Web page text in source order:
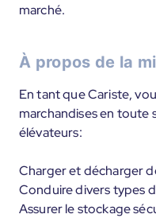
marché.
À propos de la
En tant que Cariste,
marchandises en toute
élévateurs:
Charger et décharger
Conduire divers types
Assurer le stockage